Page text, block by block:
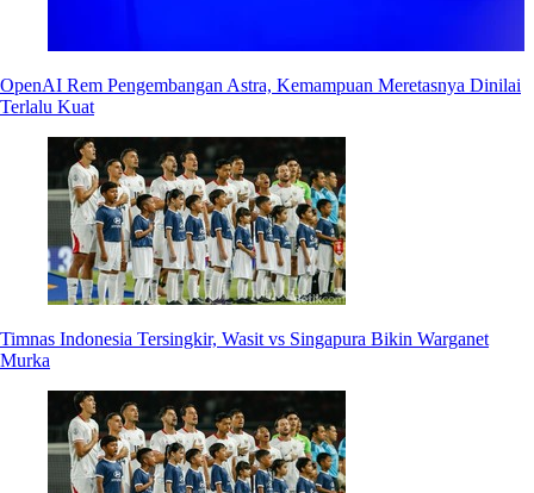
OpenAI Rem Pengembangan Astra, Kemampuan Meretasnya Dinilai
Terlalu Kuat
Timnas Indonesia Tersingkir, Wasit vs Singapura Bikin Warganet
Murka